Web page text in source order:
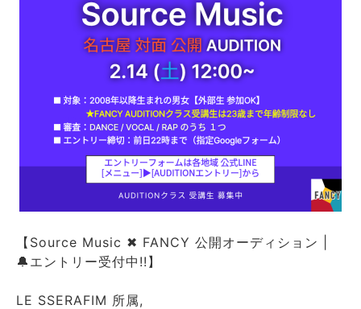
【Source Music ✖ FANCY 公開オーディション |
🔔エントリー受付中!!】
LE SSERAFIM 所属,